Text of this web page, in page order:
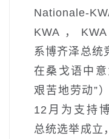
Nationale-
KWA，
系博齐泽总统
在桑戈语中意
艰苦地劳动”
12月为支持
总统选举成立